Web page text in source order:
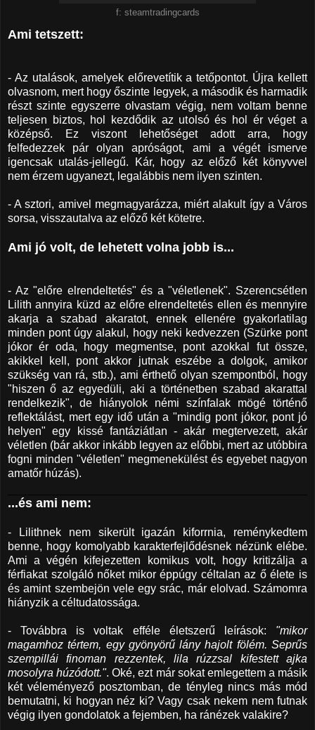
f: steamtradingcards
Ami tetszett:
- Az utalások, amelyek előrevetítik a tetőpontot. Újra kellett
olvasnom, mert hogy őszinte legyek, a második és harmadik
részt szinte egyszerre olvastam végig, nem voltam benne
teljesen biztos, hol kezdődik az utolsó és hol ér véget a
középső. Ez viszont lehetőséget adott arra, hogy
felfedezzek pár olyan apróságot, ami a végét ismerve
igencsak utalás-jellegű. Kár, hogy az előző két könyvvel
nem érzem ugyanezt, legalábbis nem ilyen szinten.
- A sztori, amivel megmagyarázza, miért alakult így a Város
sorsa, visszautalva az előző két kötetre.
Ami jó volt, de lehetett volna jobb is...
- Az "előre elrendeltetés" és a "véletlenek". Szerencsétlen
Lilith annyira küzd az előre elrendeltetés ellen és mennyire
akarja a szabad akaratot, ennek ellenére gyakorlatilag
minden pont úgy alakul, hogy neki kedvezzen (Szürke pont
jókor ér oda, hogy megmentse, pont azokkal fut össze,
akikkel kell, pont akkor jutnak eszébe a dolgok, amikor
szükség van rá, stb.), ami érthető olyan szempontból, hogy
"hiszen ő az egyedüli, aki a történetben szabad akarattal
rendelkezik", de hiányolok némi színfalak mögé történő
reflektálást, mert egy idő után a "mindig pont jókor, pont jó
helyen" egy kissé fantáziátlan - akár megtervezett, akár
véletlen (bár akkor inkább legyen az előbbi, mert az utóbbira
fogni minden "véletlen" megmenekülést és egyebet nagyon
amatőr húzás).
...és ami nem:
- Lilithnek nem sikerült igazán kiforrnia, reménykedtem
benne, hogy komolyabb karakterfejlődésnek nézünk elébe.
Ami a végén kifejezetten komikus volt, hogy kritizálja a
férfiakat szolgáló nőket mikor éppúgy céltalan az ő élete is
és amint szembejön vele egy srác, már elolvad. Számomra
hiányzik a céltudatossága.
- Továbbra is voltak efféle életszerű leírások: "mikor
magamhoz tértem, egy gyönyörű lány hajolt fölém. Seprűs
szempillái finoman rezzentek, lila rúzzsal kifestett ajka
mosolyra húzódott.". Oké, ezt már sokat emlegettem a másik
két véleményező posztomban, de tényleg nincs más mód
bemutatni, ki hogyan néz ki? Vagy csak nekem nem futnak
végig ilyen gondolatok a fejemben, ha ránézek valakire?